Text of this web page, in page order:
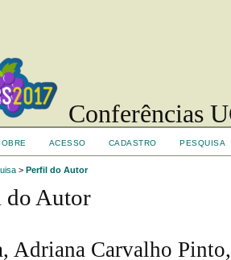
Conferências
ACESSO CADASTRO PESQUISA
> Perfil do Autor
do Autor
Adriana Carvalho